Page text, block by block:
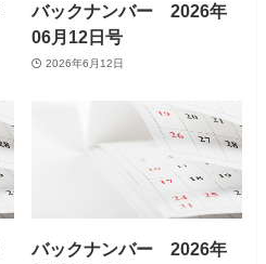
バックナンバー 2026年
06月12日号
2026年6月12日
バックナンバー 2026年